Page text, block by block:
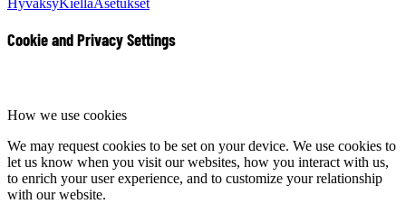
HyväksyKielläAsetukset
Cookie and Privacy Settings
How we use cookies
We may request cookies to be set on your device. We use cookies to
let us know when you visit our websites, how you interact with us,
to enrich your user experience, and to customize your relationship
with our website.